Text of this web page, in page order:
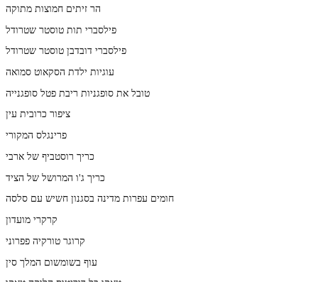
הר זיתים חמוצות מתוקה
פילסברי תות טוסטר שטרודל
פילסברי דובדבן טוסטר שטרודל
עוגיות ילדת הסקאוט סמואה
טובל את סופגניות ריבת פטל סופגנייה
ציפור כרובית עין
פרינגלס המקורי
כריך רוסטביף של ארבי
כריך ג'ו המרושל של הציד
חומים עפרות מדינה בסגנון חשיש עם סלסה
קרקרי מועדון
קרוגר טורקיה פפרוני
עוף בשומשום המלך סין